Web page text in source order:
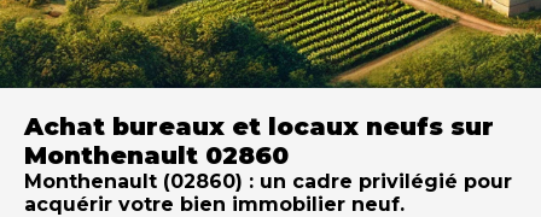
Achat bureaux et locaux neufs sur
Monthenault 02860
Monthenault (02860) : un cadre privilégié pour
acquérir votre bien immobilier neuf.